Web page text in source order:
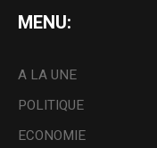
MENU:
A LA UNE
POLITIQUE
ECONOMIE